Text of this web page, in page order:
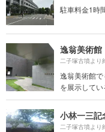
駐車料金1時
逸翁美術館
二子塚古墳より
逸翁美術館
を展示してい
小林一三記
二子塚古墳より